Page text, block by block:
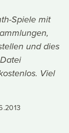
Spiele mit
und dies
Viel